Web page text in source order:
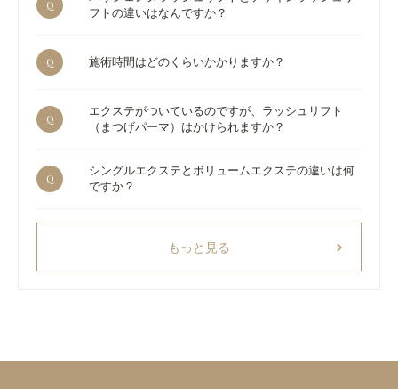
Q
フトの違いはなんですか？
Q 施術時間はどのくらいかかりますか？
Q
エクステがついているのですが、ラッシュリフト
（まつげパーマ）はかけられますか？
Q
シングルエクステとボリュームエクステの違いは何
ですか？
もっと見る chevron_right